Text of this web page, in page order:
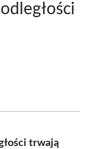
trwają